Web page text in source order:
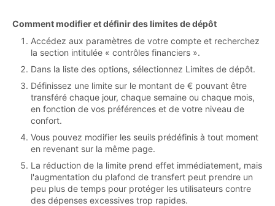
Comment modifier et définir des limites de dépôt
Accédez aux paramètres de votre compte et recherchez
la section intitulée « contrôles financiers ».
Dans la liste des options, sélectionnez Limites de dépôt.
Définissez une limite sur le montant de € pouvant être
transféré chaque jour, chaque semaine ou chaque mois,
en fonction de vos préférences et de votre niveau de
confort.
Vous pouvez modifier les seuils prédéfinis à tout moment
en revenant sur la même page.
La réduction de la limite prend effet immédiatement, mais
l'augmentation du plafond de transfert peut prendre un
peu plus de temps pour protéger les utilisateurs contre
des dépenses excessives trop rapides.